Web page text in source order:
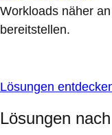
Workloads näher
bereitstellen.
Lösungen
Lösungen